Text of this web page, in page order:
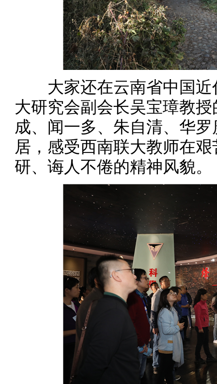
大家还在云南省中国近
大研究会副会长吴宝璋教
成、闻一多、朱自清、华
居，感受西南联大教师在
研、诲人不倦的精神风貌。